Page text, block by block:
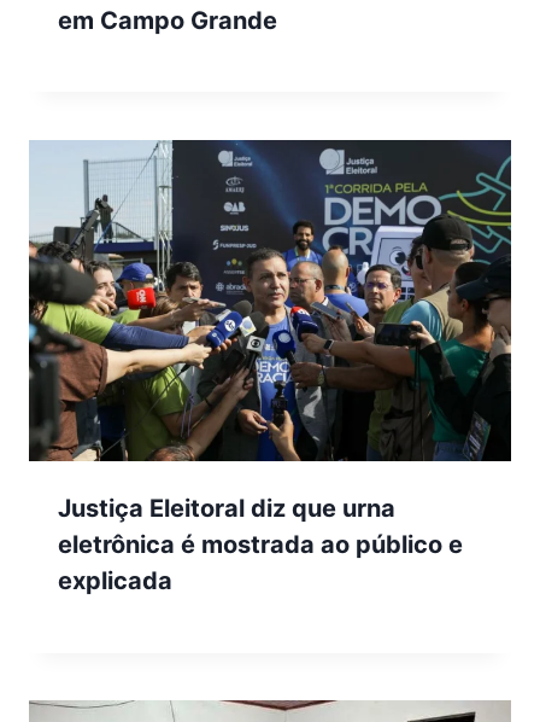
em Campo Grande
Justiça Eleitoral diz que urna
eletrônica é mostrada ao público e
explicada